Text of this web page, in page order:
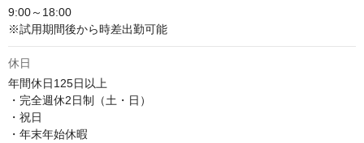
9:00～18:00
※試用期間後から時差出勤可能
休日
年間休日125日以上
・完全週休2日制（土・日）
・祝日
・年末年始休暇